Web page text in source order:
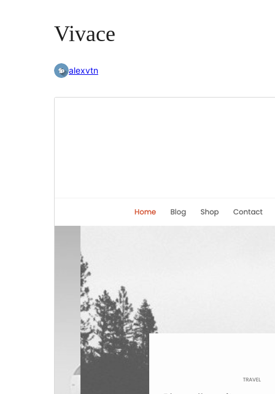
Vivace
alexvtn